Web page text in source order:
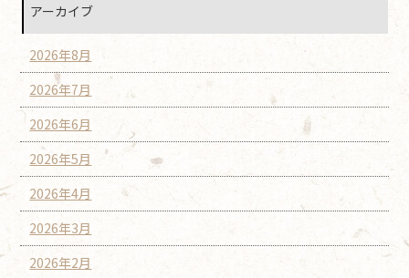
アーカイブ
2026年8月
2026年7月
2026年6月
2026年5月
2026年4月
2026年3月
2026年2月